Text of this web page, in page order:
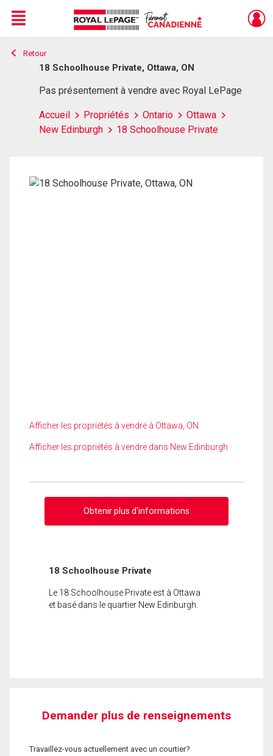
Live
En Direct
Menu
Retour
18 Schoolhouse Private, Ottawa, ON
Pas présentement à vendre avec Royal LePage
Accueil Propriétés Ontario
Ottawa
New Edinburgh
18 Schoolhouse Private
Afficher les propriétés à vendre à Ottawa, ON
Afficher les propriétés à vendre dans New Edinburgh
Obtenir plus d'informations
18 Schoolhouse Private
Le 18 Schoolhouse Private est à Ottawa
et basé dans le quartier New Edinburgh.
Demander plus de renseignements
Travaillez-vous actuellement avec un courtier?